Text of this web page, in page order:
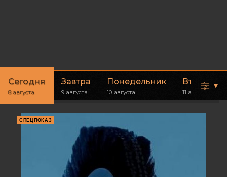
Сегодня
8 августа
Завтра
9 августа
Понедельник
10 августа
Вторник
11 августа
▾
СПЕЦПОКАЗ